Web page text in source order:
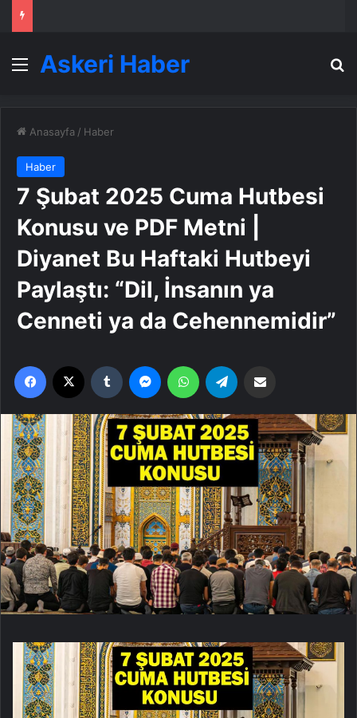
Menü
Askeri Haber
Anasayfa / Haber
Haber
7 Şubat 2025 Cuma Hutbesi
Konusu ve PDF Metni |
Diyanet Bu Haftaki Hutbeyi
Paylaştı: “Dil, İnsanın ya
Cenneti ya da Cehennemidir”
Facebook Tumblr MessengerWhatsApp